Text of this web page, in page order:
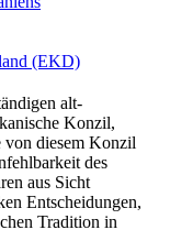
(EKD)
alt-
Konzil,
von diesem Konzil
des
aus Sicht
Entscheidungen,
Tradition in